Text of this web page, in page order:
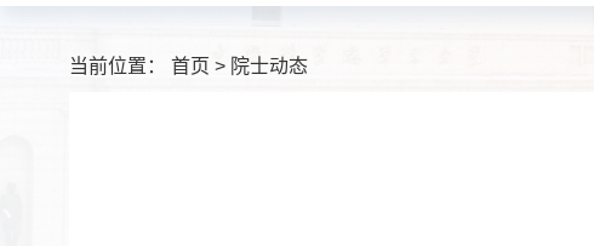
当前位置： 首页 > 院士动态